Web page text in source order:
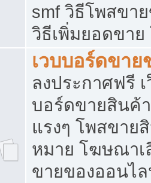
smf วิธีโพสขา
วิธีเพิ่มยอดขาย
เวบบอร์ดขา
ลงประกาศฟรี
บอร์ดขายสินค้
แรงๆ โพสขาย
หมาย โฆษณาเ
ขายของออนไ